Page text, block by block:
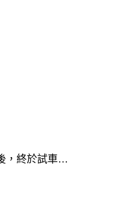
樣」。
象逐漸心冷
，終於試車…